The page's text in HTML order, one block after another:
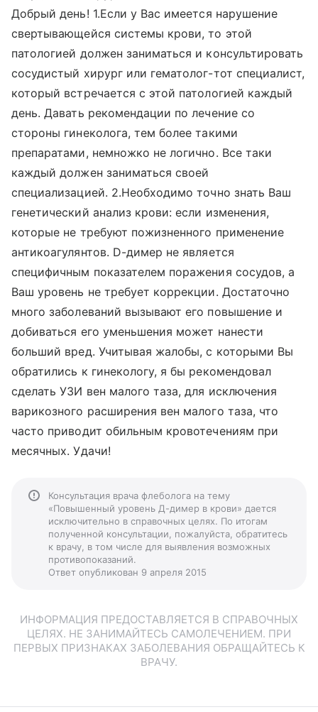
Добрый день! 1.Если у Вас имеется нарушение
свертывающейся системы крови, то этой
патологией должен заниматься и консультировать
сосудистый хирург или гематолог-тот специалист,
который встречается с этой патологией каждый
день. Давать рекомендации по лечение со
стороны гинеколога, тем более такими
препаратами, немножко не логично. Все таки
каждый должен заниматься своей
специализацией. 2.Необходимо точно знать Ваш
генетический анализ крови: если изменения,
которые не требуют пожизненного применение
антикоагулянтов. D-димер не является
специфичным показателем поражения сосудов, а
Ваш уровень не требует коррекции. Достаточно
много заболеваний вызывают его повышение и
добиваться его уменьшения может нанести
больший вред. Учитывая жалобы, с которыми Вы
обратились к гинекологу, я бы рекомендовал
сделать УЗИ вен малого таза, для исключения
варикозного расширения вен малого таза, что
часто приводит обильным кровотечениям при
месячных. Удачи!
Консультация врача флеболога на тему
«Повышенный уровень Д-димер в крови» дается
исключительно в справочных целях. По итогам
полученной консультации, пожалуйста, обратитесь
к врачу, в том числе для выявления возможных
противопоказаний.
Ответ опубликован 9 апреля 2015
ИНФОРМАЦИЯ ПРЕДОСТАВЛЯЕТСЯ В СПРАВОЧНЫХ
ЦЕЛЯХ. НЕ ЗАНИМАЙТЕСЬ САМОЛЕЧЕНИЕМ. ПРИ
ПЕРВЫХ ПРИЗНАКАХ ЗАБОЛЕВАНИЯ ОБРАЩАЙТЕСЬ К
ВРАЧУ.